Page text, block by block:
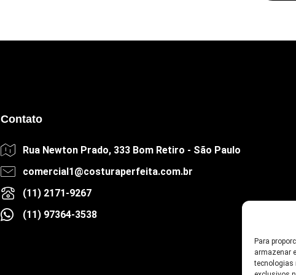
Para
armazenar
tecnologias
Contato
Rua Newton Prado, 333 Bom Retiro - São Paulo
comercial1@costuraperfeita.com.br
(11) 2171-9267
(11) 97364-3538